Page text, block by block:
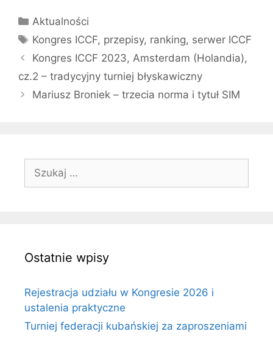
Kategorie
Aktualności
Tagi
Kongres ICCF, przepisy, ranking, serwer ICCF
Kongres ICCF 2023, Amsterdam (Holandia),
cz.2 – tradycyjny turniej błyskawiczny
Mariusz Broniek – trzecia norma i tytuł SIM
Ostatnie wpisy
Rejestracja udziału w Kongresie 2026 i
ustalenia praktyczne
Turniej federacji kubańskiej za zaproszeniami